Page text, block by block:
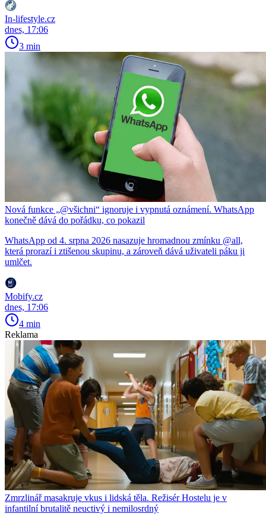
In-lifestyle.cz
dnes, 17:06
3 min
Nová funkce „@všichni“ ignoruje i vypnutá oznámení. WhatsApp
konečně dává do pořádku, co pokazil
WhatsApp od 4. srpna 2026 nasazuje hromadnou zmínku @all,
která prorazí i ztišenou skupinu, a zároveň dává uživateli páku ji
umlčet.
Mobify.cz
dnes, 17:06
4 min
Reklama
Zmrzlinář masakruje vkus i lidská těla. Režisér Hostelu je v
infantilní brutalitě neuctivý i nemilosrdný